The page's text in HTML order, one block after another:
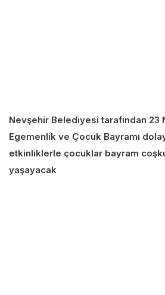
Nevşehir Belediyesi tarafından 23
Egemenlik ve Çocuk Bayramı
etkinliklerle çocuklar bayram
yaşayacak